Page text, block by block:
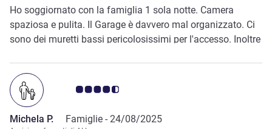
Ho soggiornato con la famiglia 1 sola notte. Camera
spaziosa e pulita. Il Garage è davvero mal organizzato. Ci
sono dei muretti bassi pericolosissimi per l'accesso. Inoltre
Giudizio clienti 4.5/5
Michela P. Famiglie - 24/08/2025